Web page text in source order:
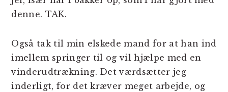
denne. TAK.
Også tak til min elskede mand for at han ind
imellem springer til og vil hjælpe med en
vinderudtrækning. Det værdsætter jeg
inderligt, for det kræver meget arbejde, og